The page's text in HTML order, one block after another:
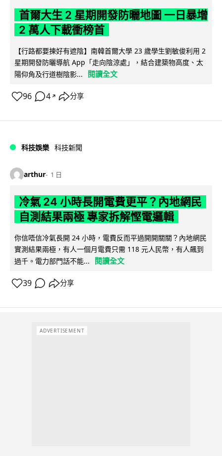
首爾大生 2 星期開發防曬地圖 一日暴增
2 萬人下載衝榜首
【行路都要揀好有遮陰】南韓首爾大學 23 歲學生劉敏俊利用 2
星期開發防曬導航 App「走向陰涼處」，結合建築物高度、太
陽仰角及行道樹陰影...
閱讀全文
96 4 ↗ 分享
科技娛樂 科技新聞
arthur 1 日
冷氣 24 小時長開電費更平？內地網民
自測結果兩極 專家拆解慳電邏輯
你信唔信冷氣長開 24 小時，電費反而平過開開關關？內地網民
實測結果兩極，有人一個月電費只需 118 元人民幣，有人飆到
過千。電力部門話不能...
閱讀全文
39 分享
ADVERTISEMENT